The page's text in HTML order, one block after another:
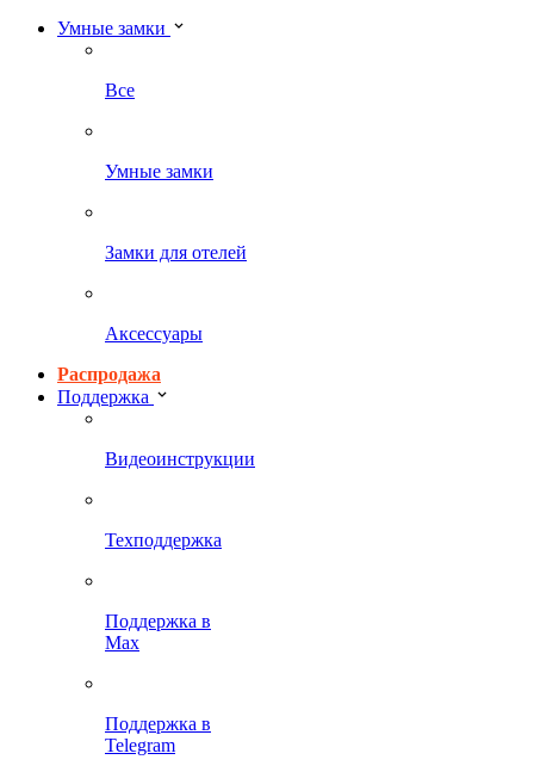
Умные замки
Все
Умные замки
Замки для отелей
Аксессуары
Распродажа
Поддержка
Видеоинструкции
Техподдержка
Поддержка в
Max
Поддержка в
Telegram